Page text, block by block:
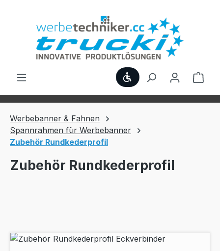
Werkzeugleiste
Werbebanner & Fahnen
Spannrahmen für Werbebanner
Zubehör Rundkederprofil
Zubehör Rundkederprofil